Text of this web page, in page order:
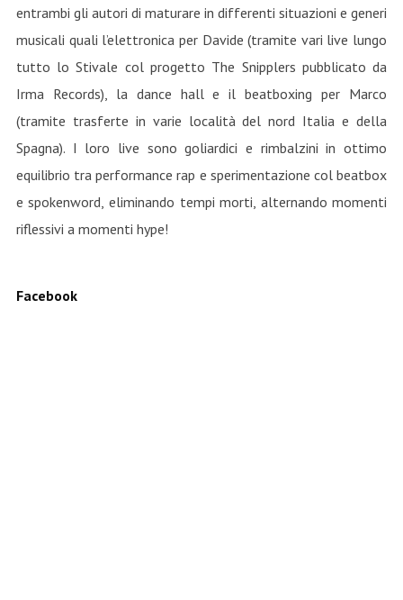
entrambi gli autori di maturare in differenti situazioni e generi
musicali quali l’elettronica per Davide (tramite vari live lungo
tutto lo Stivale col progetto The Snipplers pubblicato da
Irma Records), la dance hall e il beatboxing per Marco
(tramite trasferte in varie località del nord Italia e della
Spagna). I loro live sono goliardici e rimbalzini in ottimo
equilibrio tra performance rap e sperimentazione col beatbox
e spokenword, eliminando tempi morti, alternando momenti
riflessivi a momenti hype!
Facebook